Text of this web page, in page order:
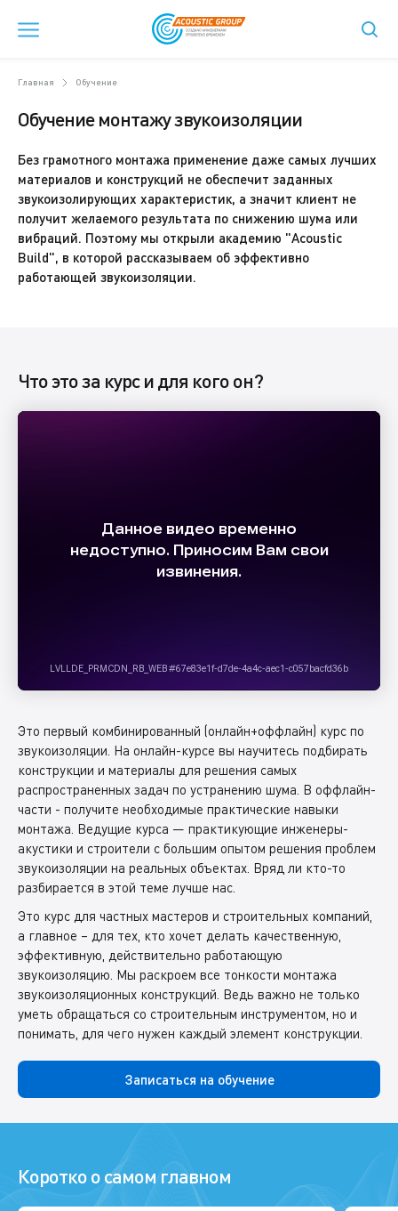
Главная Обучение
Обучение монтажу звукоизоляции
Без грамотного монтажа применение даже самых лучших
материалов и конструкций не обеспечит заданных
звукоизолирующих характеристик, а значит клиент не
получит желаемого результата по снижению шума или
вибраций. Поэтому мы открыли академию "Acoustic
Build", в которой рассказываем об эффективно
работающей звукоизоляции.
Что это за курс и для кого он?
Это первый комбинированный (онлайн+оффлайн) курс по
звукоизоляции. На онлайн-курсе вы научитесь подбирать
конструкции и материалы для решения самых
распространенных задач по устранению шума. В оффлайн-
части - получите необходимые практические навыки
монтажа. Ведущие курса — практикующие инженеры-
акустики и строители с большим опытом решения проблем
звукоизоляции на реальных объектах. Вряд ли кто-то
разбирается в этой теме лучше нас.
Это курс для частных мастеров и строительных компаний,
а главное – для тех, кто хочет делать качественную,
эффективную, действительно работающую
звукоизоляцию. Мы раскроем все тонкости монтажа
звукоизоляционных конструкций. Ведь важно не только
уметь обращаться со строительным инструментом, но и
понимать, для чего нужен каждый элемент конструкции.
Записаться на обучение
Коротко о самом главном